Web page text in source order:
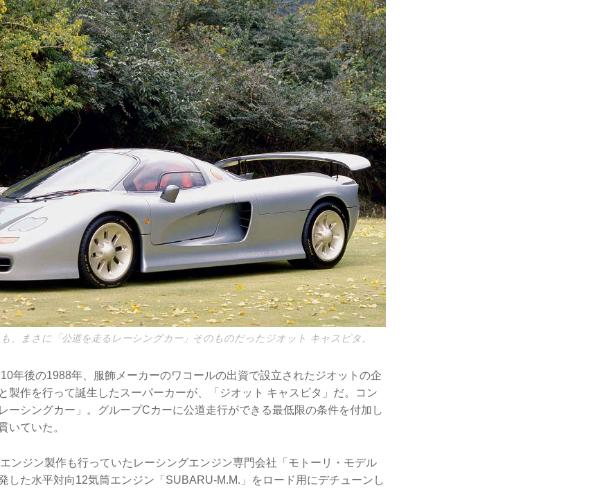
、まさに「公道を走るレーシングカー」そのものだったジオット キャスピタ。
10年後の1988年、服飾メーカーのワコールの出資で設立されたジオットの企
製作を行って誕生したスーパーカーが、「ジオット キャスピタ」だ。コン
ーシングカー」。グループCカーに公道走行ができる最低限の条件を付加し
いていた。
ンジン製作も行っていたレーシングエンジン専門会社「モトーリ・モデル
した水平対向12気筒エンジン「SUBARU-M.M.」をロード用にデチューンし